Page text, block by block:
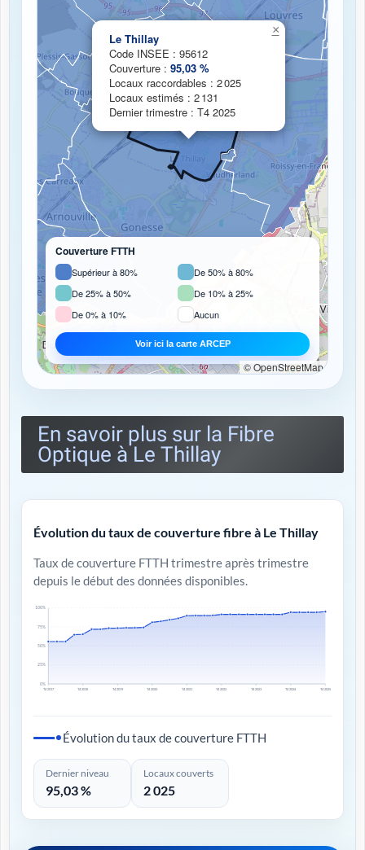
Chargement de la carte de couverture fibre...
Le Thillay
Code INSEE : 95612
Couverture : 95,03 %
Locaux raccordables : 2 025
Locaux estimés : 2 131
Dernier trimestre : T4 2025
×
Couverture FTTH
Supérieur à 80%
De 50% à 80%
De 25% à 50%
De 10% à 25%
De 0% à 10%
Aucun
Voir ici la carte ARCEP
© OpenStreetMap
En savoir plus sur la Fibre
Optique à Le Thillay
Évolution du taux de couverture fibre à Le Thillay
Taux de couverture FTTH trimestre après trimestre
depuis le début des données disponibles.
0%
25%
50%
75%
100%
T4 2017 T4 2018 T4 2019 T4 2020 T4 2021 T4 2022 T4 2023 T4 2024 T4 2025
Évolution du taux de couverture FTTH
Dernier niveau
95,03 %
Locaux couverts
2 025